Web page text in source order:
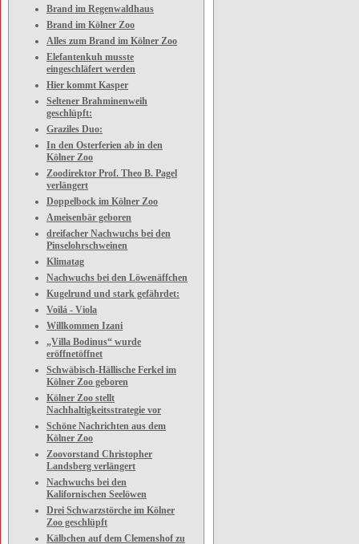
Brand im Regenwaldhaus
Brand im Kölner Zoo
Alles zum Brand im Kölner Zoo
Elefantenkuh musste
eingeschläfert werden
Hier kommt Kasper
Seltener Brahminenweih
geschlüpft:
Graziles Duo:
In den Osterferien ab in den
Kölner Zoo
Zoodirektor Prof. Theo B. Pagel
verlängert
Doppelbock im Kölner Zoo
Ameisenbär geboren
dreifacher Nachwuchs bei den
Pinselohrschweinen
Klimatag
Nachwuchs bei den Löwenäffchen
Kugelrund und stark gefährdet:
Voilá - Viola
Willkommen Izani
„Villa Bodinus“ wurde
eröffnetöffnet
Schwäbisch-Hällische Ferkel im
Kölner Zoo geboren
Kölner Zoo stellt
Nachhaltigkeitsstrategie vor
Schöne Nachrichten aus dem
Kölner Zoo
Zoovorstand Christopher
Landsberg verlängert
Nachwuchs bei den
Kalifornischen Seelöwen
Drei Schwarzstörche im Kölner
Zoo geschlüpft
Kälbchen auf dem Clemenshof zu